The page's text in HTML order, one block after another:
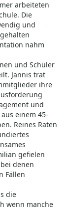
arbeiteten
Die
und
nahm
und Schüler
Jannis trat
ihre
und
einem 45-
Reines Raten
gefielen
denen
Fällen
die
wenn manche